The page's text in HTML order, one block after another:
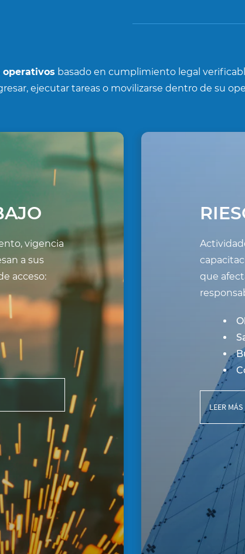
operativos basado en cumplimiento legal
ejecutar tareas o movilizarse dentro de su
vigencia
a sus
acceso:
que
ser
que
LEER MÁS
de